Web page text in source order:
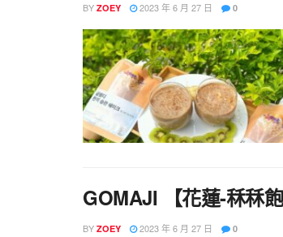
BY ZOEY 2023 年 6 月 27 日 0
GOMAJI 【花蓮-秝秝
BY ZOEY 2023 年 6 月 27 日 0